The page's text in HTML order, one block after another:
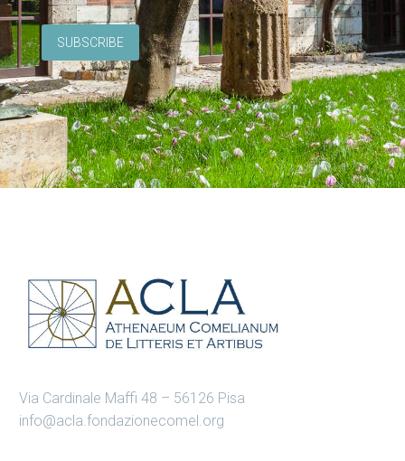
Via Cardinale Maffi 48 – 56126 Pisa
info@acla.fondazionecomel.org